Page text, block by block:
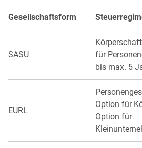
Gesellschaftsform
SASU
für
bis max. 5
EURL
Option für
Option für